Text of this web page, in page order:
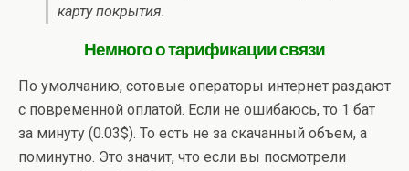
карту покрытия.
Немного о тарификации связи
По умолчанию, сотовые операторы интернет раздают
с повременной оплатой. Если не ошибаюсь, то 1 бат
за минуту (0.03$). То есть не за скачанный объем, а
поминутно. Это значит, что если вы посмотрели